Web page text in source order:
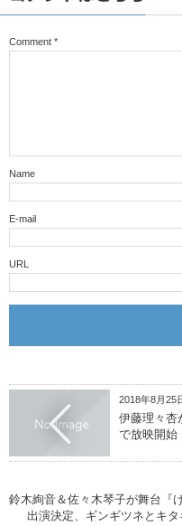
Comment *
Name
E-mail
URL
2018年8月25
伊藤理々杏
で放映開始
鈴木絢音＆佐々木琴子が舞台『
出演決定、ギンギツネとキ